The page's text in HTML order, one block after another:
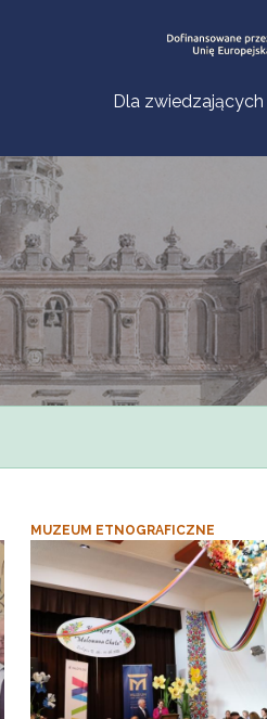
Dla zwiedzających
MUZEUM ETNOGRAFICZNE